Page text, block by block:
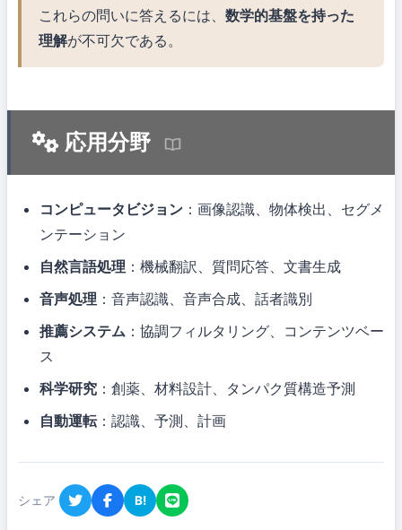
これらの問いに答えるには、数学的基盤を持った
理解が不可欠である。
応用分野
コンピュータビジョン ：画像認識、物体検出、セグメ
ンテーション
自然言語処理 ：機械翻訳、質問応答、文書生成
音声処理 ：音声認識、音声合成、話者識別
推薦システム ：協調フィルタリング、コンテンツベー
ス
科学研究 ：創薬、材料設計、タンパク質構造予測
自動運転：認識、予測、計画
シェア B!